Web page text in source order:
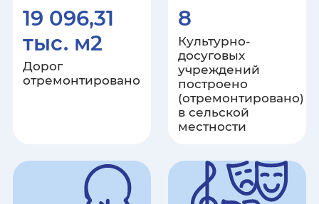
Республика Саха (Якутия)
Сахалинская область
Свердловская область
19 096,31
тыс. м2
Дорог
отремонтировано
8
Культурно-
досуговых
учреждений
построено
(отремонтировано)
в сельской
местности